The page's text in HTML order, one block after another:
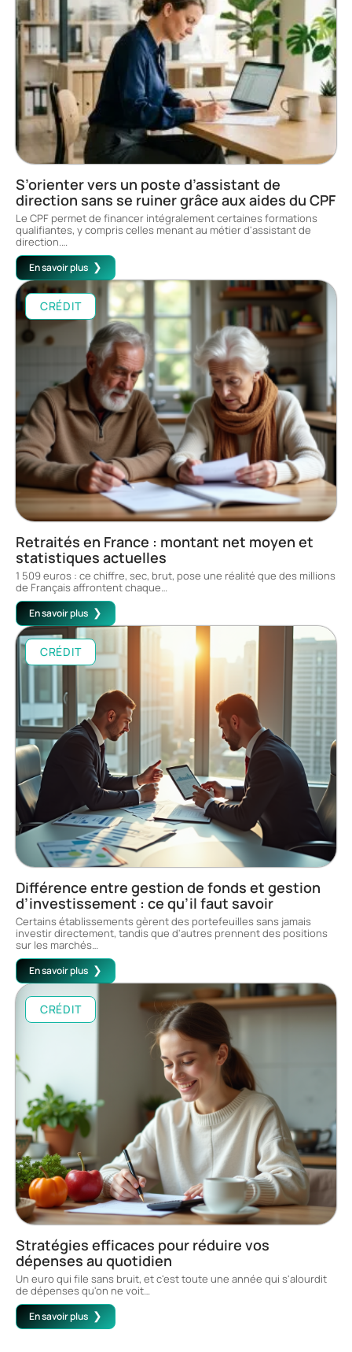
S’orienter vers un poste d’assistant de
direction sans se ruiner grâce aux aides du CPF
Le CPF permet de financer intégralement certaines formations
qualifiantes, y compris celles menant au métier d'assistant de
direction.…
En savoir plus
CRÉDIT
Retraités en France : montant net moyen et
statistiques actuelles
1 509 euros : ce chiffre, sec, brut, pose une réalité que des millions
de Français affrontent chaque…
En savoir plus
CRÉDIT
Différence entre gestion de fonds et gestion
d’investissement : ce qu’il faut savoir
Certains établissements gèrent des portefeuilles sans jamais
investir directement, tandis que d'autres prennent des positions
sur les marchés…
En savoir plus
CRÉDIT
Stratégies efficaces pour réduire vos
dépenses au quotidien
Un euro qui file sans bruit, et c'est toute une année qui s'alourdit
de dépenses qu'on ne voit…
En savoir plus